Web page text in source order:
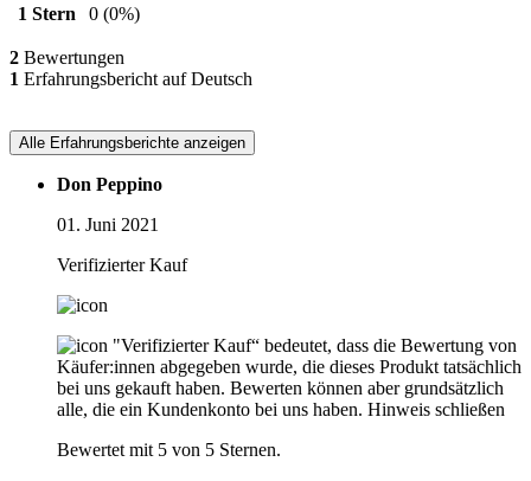
1 Stern
0 (0%)
2 Bewertungen
1 Erfahrungsbericht auf Deutsch
Alle Erfahrungsberichte anzeigen
Don Peppino
01. Juni 2021
Verifizierter Kauf
"Verifizierter Kauf“ bedeutet, dass die Bewertung von
Käufer:innen abgegeben wurde, die dieses Produkt tatsächlich
bei uns gekauft haben. Bewerten können aber grundsätzlich
alle, die ein Kundenkonto bei uns haben. Hinweis schließen
Bewertet mit 5 von 5 Sternen.